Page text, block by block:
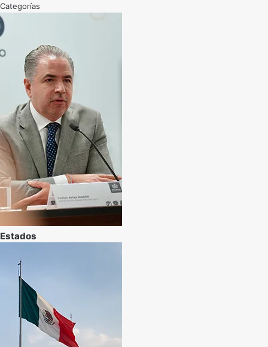
Categorías
Estados